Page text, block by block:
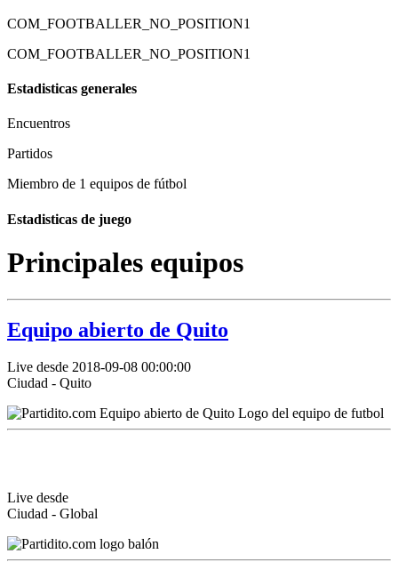
COM_FOOTBALLER_NO_POSITION1
COM_FOOTBALLER_NO_POSITION1
Estadisticas generales
Encuentros
Partidos
Miembro de 1 equipos de fútbol
Estadisticas de juego
Principales equipos
Equipo abierto de Quito
Live desde 2018-09-08 00:00:00
Ciudad - Quito
Live desde
Ciudad - Global